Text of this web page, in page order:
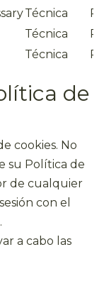
Técnica
Técnica
Técnica
de
cookies. No
su Política de
de cualquier
con el
a cabo las